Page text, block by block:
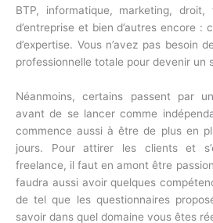
BTP, informatique, marketing,
d’entreprise et bien d’autres encore :
d’expertise. Vous n’avez pas besoin
professionnelle totale pour devenir un
Néanmoins, certains passent par
avant de se lancer comme
commence aussi à être de plus en
jours. Pour attirer les clients et
freelance, il faut en amont être
faudra aussi avoir quelques
de tel que les questionnaires
savoir dans quel domaine vous êtes